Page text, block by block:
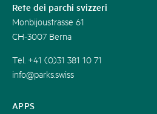
APPS
Rete dei parchi svizzeri
Monbijoustrasse 61
CH-3007 Berna
Tel. +41 (0)31 381 10 71
info@parks.swiss